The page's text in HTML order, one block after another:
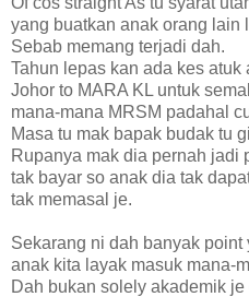
yang buatkan anak orang lain
Sebab memang terjadi dah.
Tahun lepas kan ada kes
Johor to MARA KL untuk
mana-mana MRSM padahal
Masa tu mak bapak budak tu
Rupanya mak dia pernah jadi
tak bayar so anak dia tak
tak memasal je.
Sekarang ni dah banyak
anak kita layak masuk mana-
Dah bukan solely akademik je